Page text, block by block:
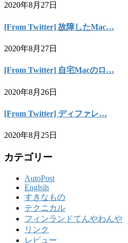
2020年8月27日
[From Twitter] 故障したMac…
2020年8月27日
[From Twitter] 自宅Macのロ…
2020年8月26日
[From Twitter] ディファレ…
2020年8月25日
カテゴリー
AutoPost
Englsih
すきなもの
テクニカル
フィンランドてんやわんや
リンク
レビュー